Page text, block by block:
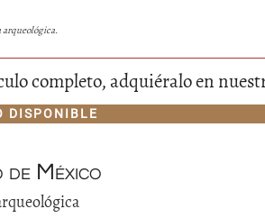
arqueológica.
completo, adquiéralo en
DISPONIBLE
de México